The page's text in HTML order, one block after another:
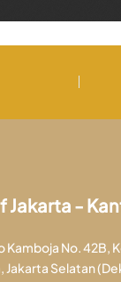
Jakarta -
Kamboja No. 42B,
Jakarta Selatan